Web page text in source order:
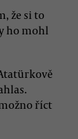
že si to
ho mohl
říct